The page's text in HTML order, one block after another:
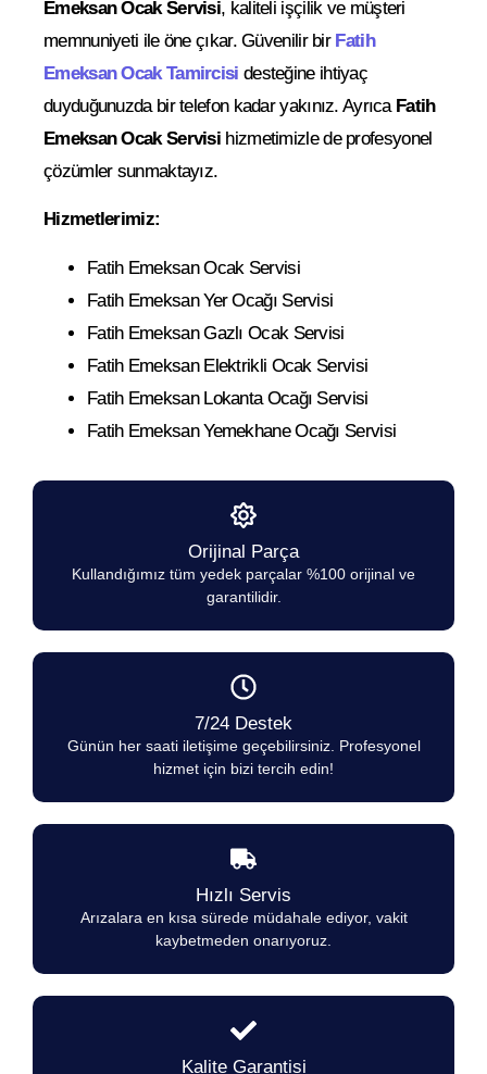
Emeksan Ocak Servisi, kaliteli işçilik ve müşteri
memnuniyeti ile öne çıkar. Güvenilir bir Fatih
Emeksan Ocak Tamircisi desteğine ihtiyaç
duyduğunuzda bir telefon kadar yakınız. Ayrıca Fatih
Emeksan Ocak Servisi hizmetimizle de profesyonel
çözümler sunmaktayız.
Hizmetlerimiz:
Fatih Emeksan Ocak Servisi
Fatih Emeksan Yer Ocağı Servisi
Fatih Emeksan Gazlı Ocak Servisi
Fatih Emeksan Elektrikli Ocak Servisi
Fatih Emeksan Lokanta Ocağı Servisi
Fatih Emeksan Yemekhane Ocağı Servisi
Orijinal Parça
Kullandığımız tüm yedek parçalar %100 orijinal ve
garantilidir.
7/24 Destek
Günün her saati iletişime geçebilirsiniz. Profesyonel
hizmet için bizi tercih edin!
Hızlı Servis
Arızalara en kısa sürede müdahale ediyor, vakit
kaybetmeden onarıyoruz.
Kalite Garantisi